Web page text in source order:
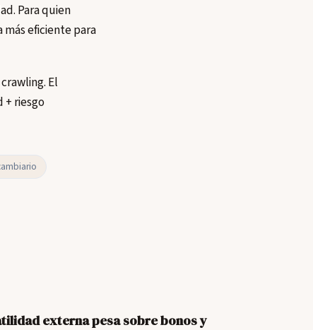
Para quien
más eficiente para
El
+ riesgo
externa pesa sobre bonos y